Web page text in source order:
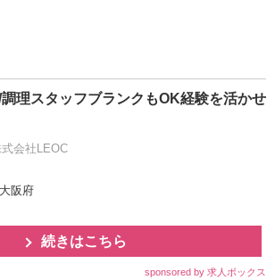
理スタッフブランクもOK経験を活かせ
会社LEOC
阪府
続きはこちら
sponsored by 求人ボックス